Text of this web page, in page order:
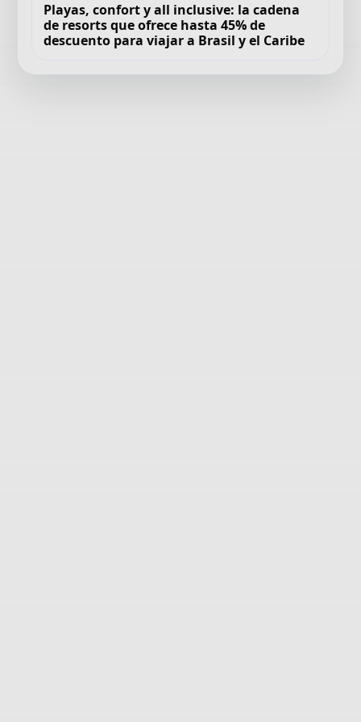
Playas, confort y all inclusive: la cadena
de resorts que ofrece hasta 45% de
descuento para viajar a Brasil y el Caribe